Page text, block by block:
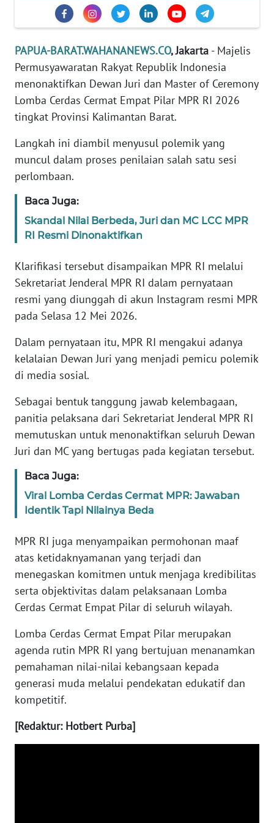
PAPUA-BARAT.WAHANANEWS.CO, Jakarta - Majelis
Permusyawaratan Rakyat Republik Indonesia
menonaktifkan Dewan Juri dan Master of Ceremony
Lomba Cerdas Cermat Empat Pilar MPR RI 2026
tingkat Provinsi Kalimantan Barat.
Langkah ini diambil menyusul polemik yang
muncul dalam proses penilaian salah satu sesi
perlombaan.
Baca Juga:
Skandal Nilai Berbeda, Juri dan MC LCC MPR
RI Resmi Dinonaktifkan
Klarifikasi tersebut disampaikan MPR RI melalui
Sekretariat Jenderal MPR RI dalam pernyataan
resmi yang diunggah di akun Instagram resmi MPR
pada Selasa 12 Mei 2026.
Dalam pernyataan itu, MPR RI mengakui adanya
kelalaian Dewan Juri yang menjadi pemicu polemik
di media sosial.
Sebagai bentuk tanggung jawab kelembagaan,
panitia pelaksana dari Sekretariat Jenderal MPR RI
memutuskan untuk menonaktifkan seluruh Dewan
Juri dan MC yang bertugas pada kegiatan tersebut.
Baca Juga:
Viral Lomba Cerdas Cermat MPR: Jawaban
Identik Tapi Nilainya Beda
MPR RI juga menyampaikan permohonan maaf
atas ketidaknyamanan yang terjadi dan
menegaskan komitmen untuk menjaga kredibilitas
serta objektivitas dalam pelaksanaan Lomba
Cerdas Cermat Empat Pilar di seluruh wilayah.
Lomba Cerdas Cermat Empat Pilar merupakan
agenda rutin MPR RI yang bertujuan menanamkan
pemahaman nilai-nilai kebangsaan kepada
generasi muda melalui pendekatan edukatif dan
kompetitif.
[Redaktur: Hotbert Purba]
DISCLAIMER
Wahana
News
Regional
WN
SUMUT
WN
JAKARTA
JABAR
WN
BANTEN
WN
NTT
KEPRI
WN
BARAT
RIAU
WN
SERAMBI
JAMBI
WN
SULTRA
NTB